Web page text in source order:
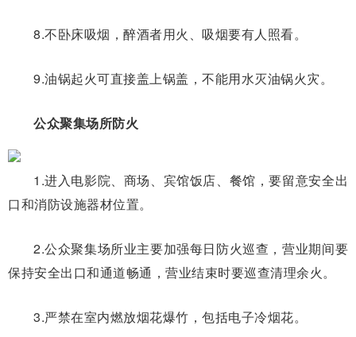
8.不卧床吸烟，醉酒者用火、吸烟要有人照看。
9.油锅起火可直接盖上锅盖，不能用水灭油锅火灾。
公众聚集场所防火
1.进入电影院、商场、宾馆饭店、餐馆，要留意安全出
口和消防设施器材位置。
2.公众聚集场所业主要加强每日防火巡查，营业期间要
保持安全出口和通道畅通，营业结束时要巡查清理余火。
3.严禁在室内燃放烟花爆竹，包括电子冷烟花。